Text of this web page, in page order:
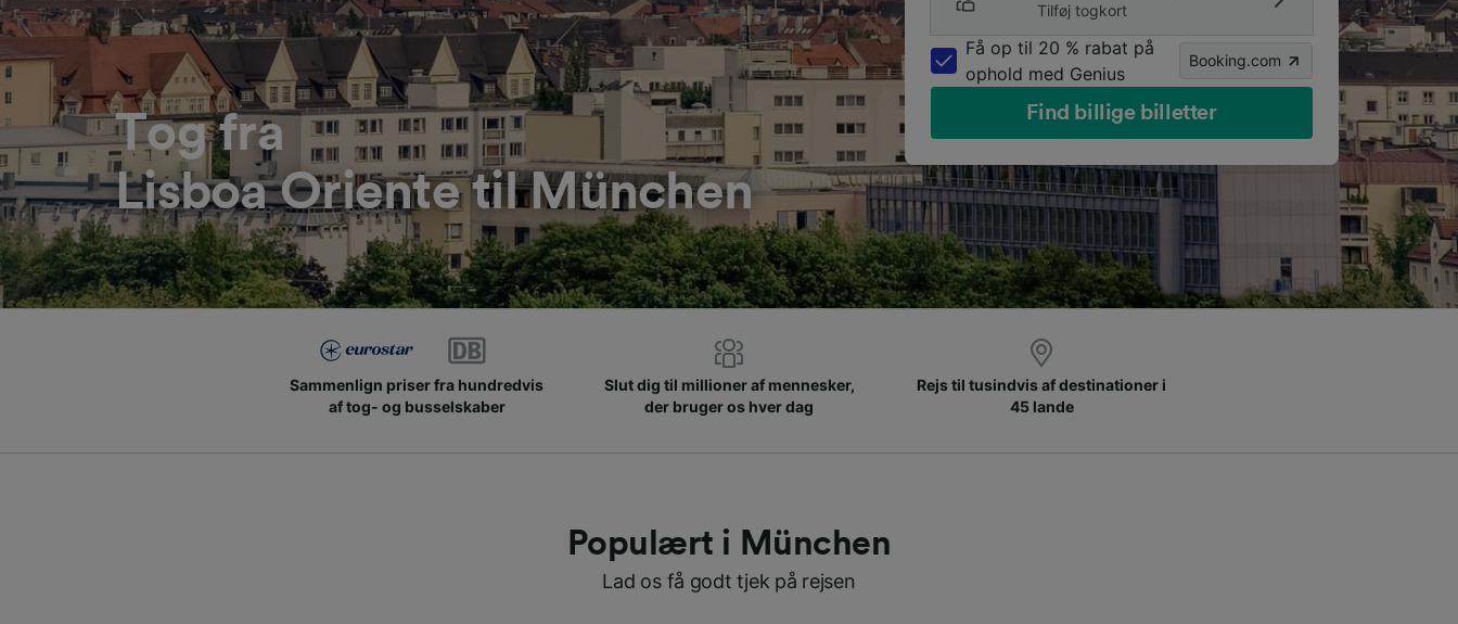
Tog fra
Lisboa Oriente til München
Tilføj togkort
Få op til 20 % rabat på
ophold med Genius
Booking.com
Find billige billetter
Sammenlign priser fra hundredvis
af tog- og busselskaber
Slut dig til millioner af mennesker,
der bruger os hver dag
Rejs til tusindvis af destinationer i
45 lande
Populært i München
Lad os få godt tjek på rejsen